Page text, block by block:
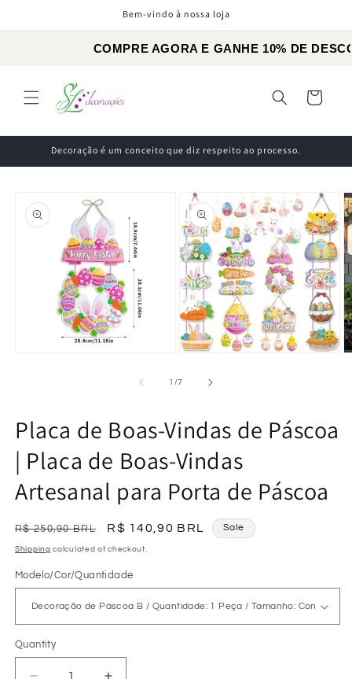
Bem-vindo à nossa loja
COMPRE AGORA E
TODOS OS PRODUTOS
Cart
Decoração é um conceito que diz respeito ao processo.
product
information
2
1 /of
7
Placa de Boas-Vindas de Páscoa
| Placa de Boas-Vindas
Artesanal para Porta de Páscoa
Regular
price
R$ 250,90 BRL
Sale
price
R$ 140,90 BRL Sale
Shipping calculated at checkout.
Modelo/Cor/Quantidade
Quantity